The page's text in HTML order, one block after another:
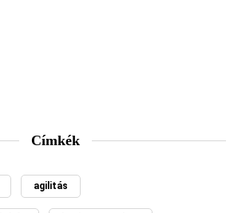
Címkék
agilitás